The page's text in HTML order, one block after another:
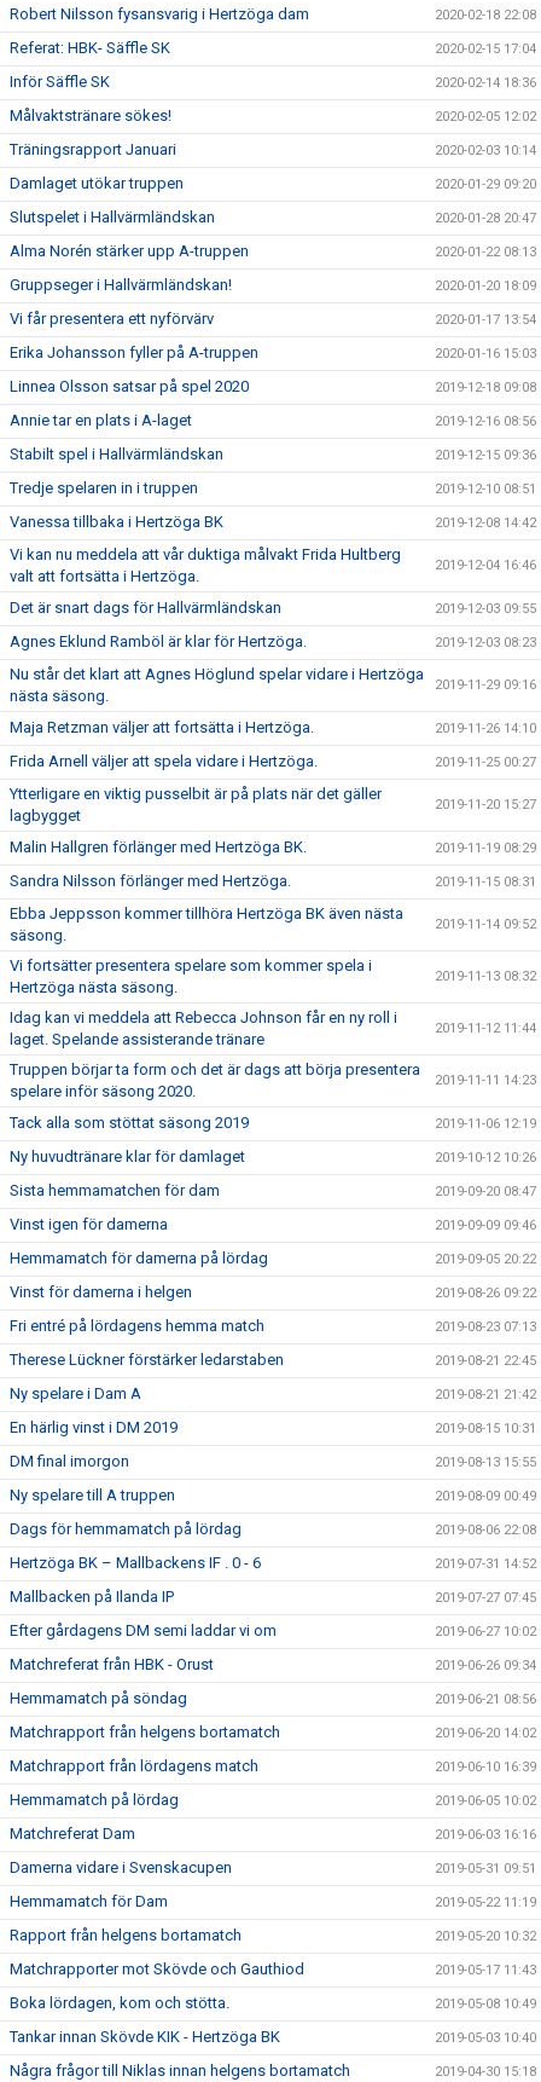
Robert Nilsson fysansvarig i Hertzöga dam 2020-02-18 22:08
Referat: HBK- Säffle SK 2020-02-15 17:04
Inför Säffle SK 2020-02-14 18:36
Målvaktstränare sökes! 2020-02-05 12:02
Träningsrapport Januari 2020-02-03 10:14
Damlaget utökar truppen 2020-01-29 09:20
Slutspelet i Hallvärmländskan 2020-01-28 20:47
Alma Norén stärker upp A-truppen 2020-01-22 08:13
Gruppseger i Hallvärmländskan! 2020-01-20 18:09
Vi får presentera ett nyförvärv 2020-01-17 13:54
Erika Johansson fyller på A-truppen 2020-01-16 15:03
Linnea Olsson satsar på spel 2020 2019-12-18 09:08
Annie tar en plats i A-laget 2019-12-16 08:56
Stabilt spel i Hallvärmländskan 2019-12-15 09:36
Tredje spelaren in i truppen 2019-12-10 08:51
Vanessa tillbaka i Hertzöga BK 2019-12-08 14:42
Vi kan nu meddela att vår duktiga målvakt Frida Hultberg
valt att fortsätta i Hertzöga.
2019-12-04 16:46
Det är snart dags för Hallvärmländskan 2019-12-03 09:55
Agnes Eklund Ramböl är klar för Hertzöga. 2019-12-03 08:23
Nu står det klart att Agnes Höglund spelar vidare i Hertzöga
nästa säsong.
2019-11-29 09:16
Maja Retzman väljer att fortsätta i Hertzöga. 2019-11-26 14:10
Frida Arnell väljer att spela vidare i Hertzöga. 2019-11-25 00:27
Ytterligare en viktig pusselbit är på plats när det gäller
lagbygget
2019-11-20 15:27
Malin Hallgren förlänger med Hertzöga BK. 2019-11-19 08:29
Sandra Nilsson förlänger med Hertzöga. 2019-11-15 08:31
Ebba Jeppsson kommer tillhöra Hertzöga BK även nästa
säsong.
2019-11-14 09:52
Vi fortsätter presentera spelare som kommer spela i
Hertzöga nästa säsong.
2019-11-13 08:32
Idag kan vi meddela att Rebecca Johnson får en ny roll i
laget. Spelande assisterande tränare
2019-11-12 11:44
Truppen börjar ta form och det är dags att börja presentera
spelare inför säsong 2020.
2019-11-11 14:23
Tack alla som stöttat säsong 2019 2019-11-06 12:19
Ny huvudtränare klar för damlaget 2019-10-12 10:26
Sista hemmamatchen för dam 2019-09-20 08:47
Vinst igen för damerna 2019-09-09 09:46
Hemmamatch för damerna på lördag 2019-09-05 20:22
Vinst för damerna i helgen 2019-08-26 09:22
Fri entré på lördagens hemma match 2019-08-23 07:13
Therese Lückner förstärker ledarstaben 2019-08-21 22:45
Ny spelare i Dam A 2019-08-21 21:42
En härlig vinst i DM 2019 2019-08-15 10:31
DM final imorgon 2019-08-13 15:55
Ny spelare till A truppen 2019-08-09 00:49
Dags för hemmamatch på lördag 2019-08-06 22:08
Hertzöga BK – Mallbackens IF . 0 - 6 2019-07-31 14:52
Mallbacken på Ilanda IP 2019-07-27 07:45
Efter gårdagens DM semi laddar vi om 2019-06-27 10:02
Matchreferat från HBK - Orust 2019-06-26 09:34
Hemmamatch på söndag 2019-06-21 08:56
Matchrapport från helgens bortamatch 2019-06-20 14:02
Matchrapport från lördagens match 2019-06-10 16:39
Hemmamatch på lördag 2019-06-05 10:02
Matchreferat Dam 2019-06-03 16:16
Damerna vidare i Svenskacupen 2019-05-31 09:51
Hemmamatch för Dam 2019-05-22 11:19
Rapport från helgens bortamatch 2019-05-20 10:32
Matchrapporter mot Skövde och Gauthiod 2019-05-17 11:43
Boka lördagen, kom och stötta. 2019-05-08 10:49
Tankar innan Skövde KIK - Hertzöga BK 2019-05-03 10:40
Några frågor till Niklas innan helgens bortamatch 2019-04-30 15:18